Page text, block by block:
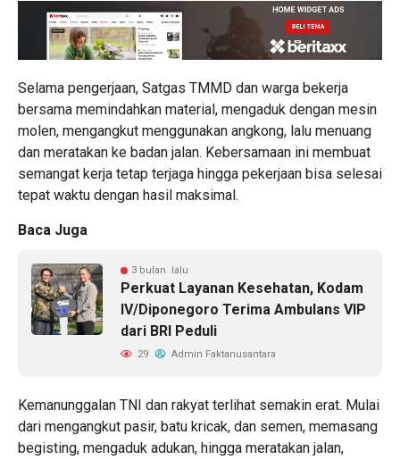
Selama pengerjaan, Satgas TMMD dan warga bekerja
bersama memindahkan material, mengaduk dengan mesin
molen, mengangkut menggunakan angkong, lalu menuang
dan meratakan ke badan jalan. Kebersamaan ini membuat
semangat kerja tetap terjaga hingga pekerjaan bisa selesai
tepat waktu dengan hasil maksimal.
Baca Juga
3 bulan lalu
Perkuat Layanan Kesehatan, Kodam
IV/Diponegoro Terima Ambulans VIP
dari BRI Peduli
29 Admin Faktanusantara
Kemanunggalan TNI dan rakyat terlihat semakin erat. Mulai
dari mengangkut pasir, batu kricak, dan semen, memasang
begisting, mengaduk adukan, hingga meratakan jalan,